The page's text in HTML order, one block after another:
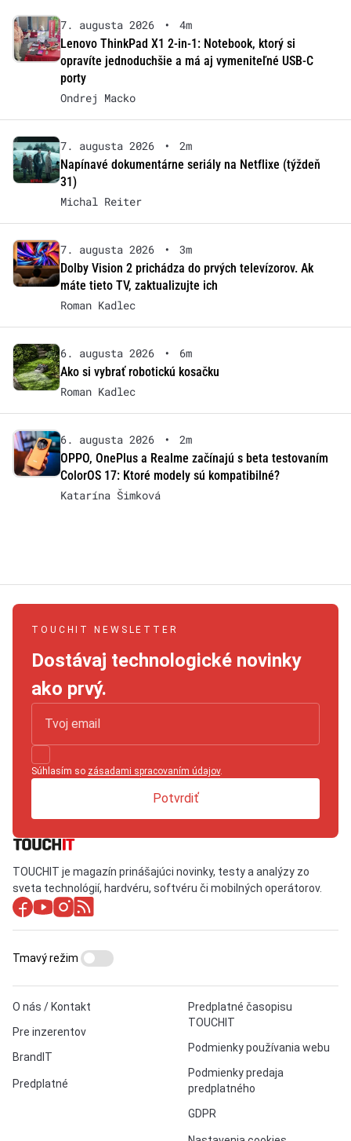
7. augusta 2026 •
4m
Lenovo ThinkPad X1 2-in-1: Notebook, ktorý si
opravíte jednoduchšie a má aj vymeniteľné USB-C
porty
Ondrej Macko
7. augusta 2026 •
2m
Napínavé dokumentárne seriály na Netflixe (týždeň
31)
Michal Reiter
7. augusta 2026 •
3m
Dolby Vision 2 prichádza do prvých televízorov. Ak
máte tieto TV, zaktualizujte ich
Roman Kadlec
6. augusta 2026 •
6m
Ako si vybrať robotickú kosačku
Roman Kadlec
6. augusta 2026 •
2m
OPPO, OnePlus a Realme začínajú s beta testovaním
ColorOS 17: Ktoré modely sú kompatibilné?
Katarína Šimková
TOUCHIT NEWSLETTER
Dostávaj technologické novinky
ako prvý.
Súhlasím so zásadami spracovaním údajov.
Potvrdiť
TOUCHIT je magazín prinášajúci novinky, testy a analýzy zo
sveta technológií, hardvéru, softvéru či mobilných operátorov.
O nás / Kontakt
Pre inzerentov
BrandIT
Predplatné
Predplatné časopisu
TOUCHIT
Podmienky používania webu
Podmienky predaja
predplatného
GDPR
Tmavý režim